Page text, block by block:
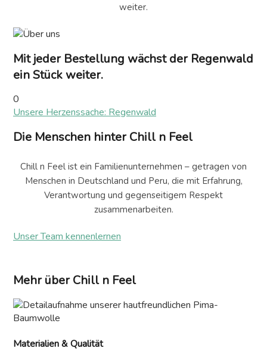
weiter.
Mit jeder Bestellung wächst der Regenwald
ein Stück weiter.
0
Unsere Herzenssache: Regenwald
Die Menschen hinter Chill n Feel
Chill n Feel ist ein Familienunternehmen – getragen von
Menschen in Deutschland und Peru, die mit Erfahrung,
Verantwortung und gegenseitigem Respekt
zusammenarbeiten.
Unser Team kennenlernen
Mehr über Chill n Feel
Materialien & Qualität